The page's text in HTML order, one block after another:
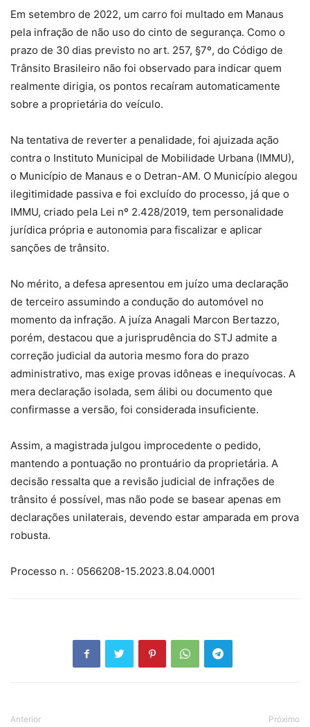
Em setembro de 2022, um carro foi multado em Manaus
pela infração de não uso do cinto de segurança. Como o
prazo de 30 dias previsto no art. 257, §7º, do Código de
Trânsito Brasileiro não foi observado para indicar quem
realmente dirigia, os pontos recaíram automaticamente
sobre a proprietária do veículo.
Na tentativa de reverter a penalidade, foi ajuizada ação
contra o Instituto Municipal de Mobilidade Urbana (IMMU),
o Município de Manaus e o Detran-AM. O Município alegou
ilegitimidade passiva e foi excluído do processo, já que o
IMMU, criado pela Lei nº 2.428/2019, tem personalidade
jurídica própria e autonomia para fiscalizar e aplicar
sanções de trânsito.
No mérito, a defesa apresentou em juízo uma declaração
de terceiro assumindo a condução do automóvel no
momento da infração. A juíza Anagali Marcon Bertazzo,
porém, destacou que a jurisprudência do STJ admite a
correção judicial da autoria mesmo fora do prazo
administrativo, mas exige provas idôneas e inequívocas. A
mera declaração isolada, sem álibi ou documento que
confirmasse a versão, foi considerada insuficiente.
Assim, a magistrada julgou improcedente o pedido,
mantendo a pontuação no prontuário da proprietária. A
decisão ressalta que a revisão judicial de infrações de
trânsito é possível, mas não pode se basear apenas em
declarações unilaterais, devendo estar amparada em prova
robusta.
Processo n. : 0566208-15.2023.8.04.0001
Anterior Próximo